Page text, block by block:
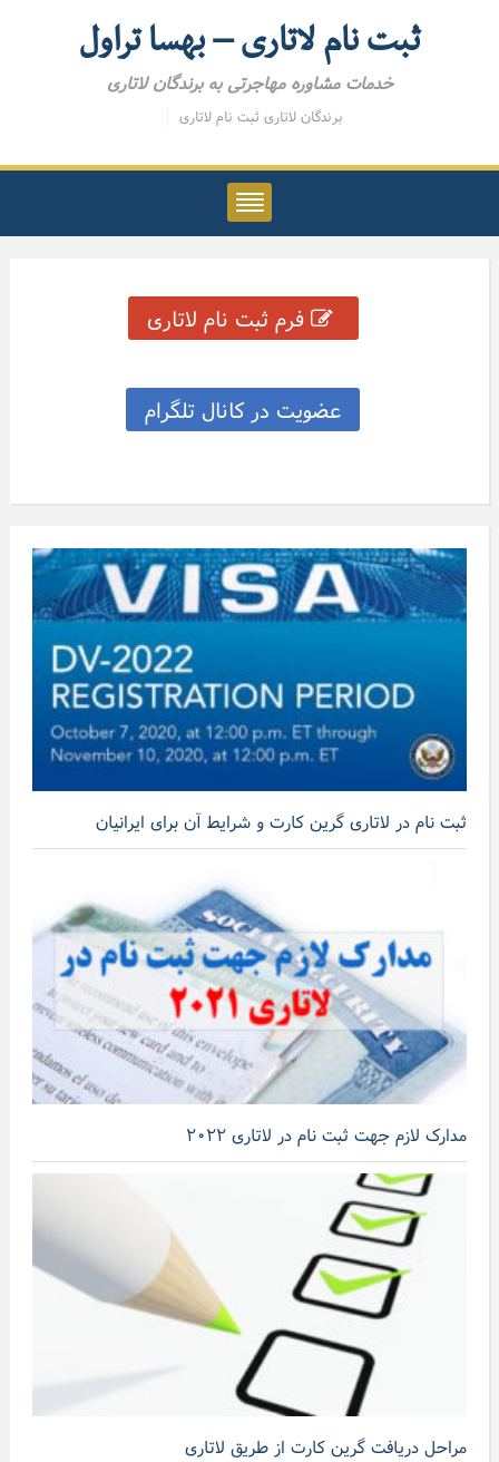
ثبت نام لاتاری – بهسا تراول
خدمات مشاوره مهاجرتی به برندگان لاتاری
برندگان لاتاری ثبت نام لاتاری
فرم ثبت نام لاتاری
عضویت در کانال تلگرام
ثبت نام در لاتاری گرین کارت و شرایط آن برای ایرانیان
مدارک لازم جهت ثبت نام در لاتاری ۲۰۲۲
مراحل دریافت گرین کارت از طریق لاتاری